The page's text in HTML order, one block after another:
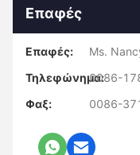
Επαφές
Επαφές:
Ms.
Τηλεφώνημα:0086-
Φαξ:
0086-